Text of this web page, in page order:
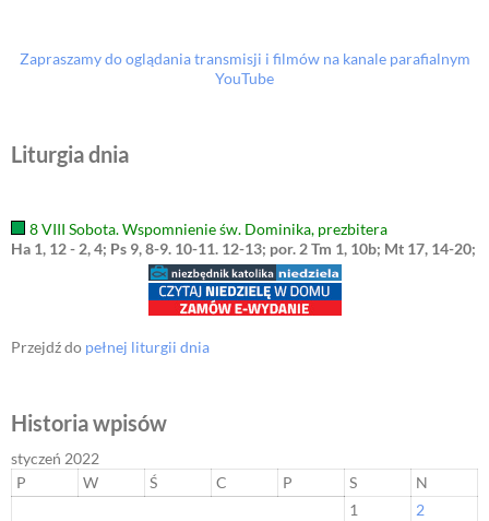
Zapraszamy do oglądania transmisji i filmów na kanale parafialnym
YouTube
Liturgia dnia
8 VIII Sobota. Wspomnienie św. Dominika, prezbitera
Ha 1, 12 - 2, 4; Ps 9, 8-9. 10-11. 12-13; por. 2 Tm 1, 10b; Mt 17, 14-20;
Przejdź do pełnej liturgii dnia
Historia wpisów
styczeń 2022
P
W Ś C P S
N
1
2